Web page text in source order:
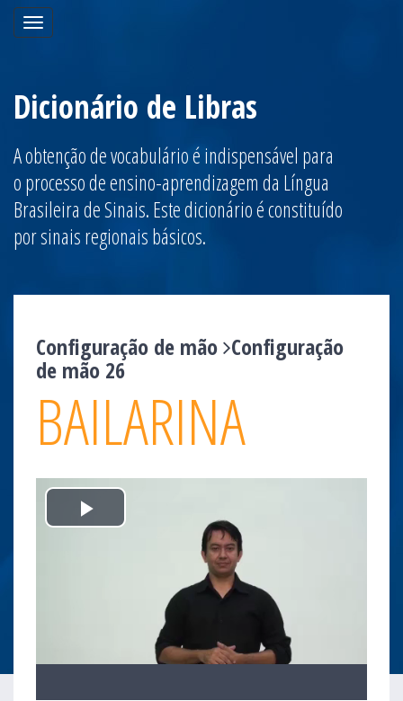
Toggle
navigation
Dicionário de Libras
A obtenção de vocabulário é indispensável para
o processo de ensino-aprendizagem da Língua
Brasileira de Sinais. Este dicionário é constituído
por sinais regionais básicos.
Configuração de mão Configuração
de mão 26
BAILARINA
Play